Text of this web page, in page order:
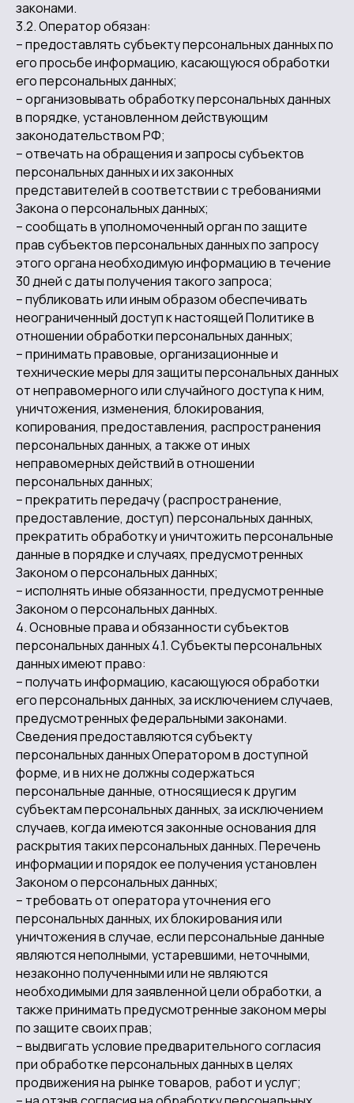
законами.
3.2. Оператор обязан:
– предоставлять субъекту персональных данных по
его просьбе информацию, касающуюся обработки
его персональных данных;
– организовывать обработку персональных данных
в порядке, установленном действующим
законодательством РФ;
– отвечать на обращения и запросы субъектов
персональных данных и их законных
представителей в соответствии с требованиями
Закона о персональных данных;
– сообщать в уполномоченный орган по защите
прав субъектов персональных данных по запросу
этого органа необходимую информацию в течение
30 дней с даты получения такого запроса;
– публиковать или иным образом обеспечивать
неограниченный доступ к настоящей Политике в
отношении обработки персональных данных;
– принимать правовые, организационные и
технические меры для защиты персональных данных
от неправомерного или случайного доступа к ним,
уничтожения, изменения, блокирования,
копирования, предоставления, распространения
персональных данных, а также от иных
неправомерных действий в отношении
персональных данных;
– прекратить передачу (распространение,
предоставление, доступ) персональных данных,
прекратить обработку и уничтожить персональные
данные в порядке и случаях, предусмотренных
Законом о персональных данных;
– исполнять иные обязанности, предусмотренные
Законом о персональных данных.
4. Основные права и обязанности субъектов
персональных данных 4.1. Субъекты персональных
данных имеют право:
– получать информацию, касающуюся обработки
его персональных данных, за исключением случаев,
предусмотренных федеральными законами.
Сведения предоставляются субъекту
персональных данных Оператором в доступной
форме, и в них не должны содержаться
персональные данные, относящиеся к другим
субъектам персональных данных, за исключением
случаев, когда имеются законные основания для
раскрытия таких персональных данных. Перечень
информации и порядок ее получения установлен
Законом о персональных данных;
– требовать от оператора уточнения его
персональных данных, их блокирования или
уничтожения в случае, если персональные данные
являются неполными, устаревшими, неточными,
незаконно полученными или не являются
необходимыми для заявленной цели обработки, а
также принимать предусмотренные законом меры
по защите своих прав;
– выдвигать условие предварительного согласия
при обработке персональных данных в целях
продвижения на рынке товаров, работ и услуг;